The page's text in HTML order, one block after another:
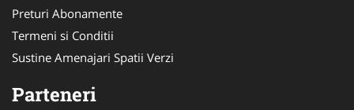
Preturi Abonamente
Termeni si Conditii
Sustine Amenajari Spatii Verzi
Parteneri